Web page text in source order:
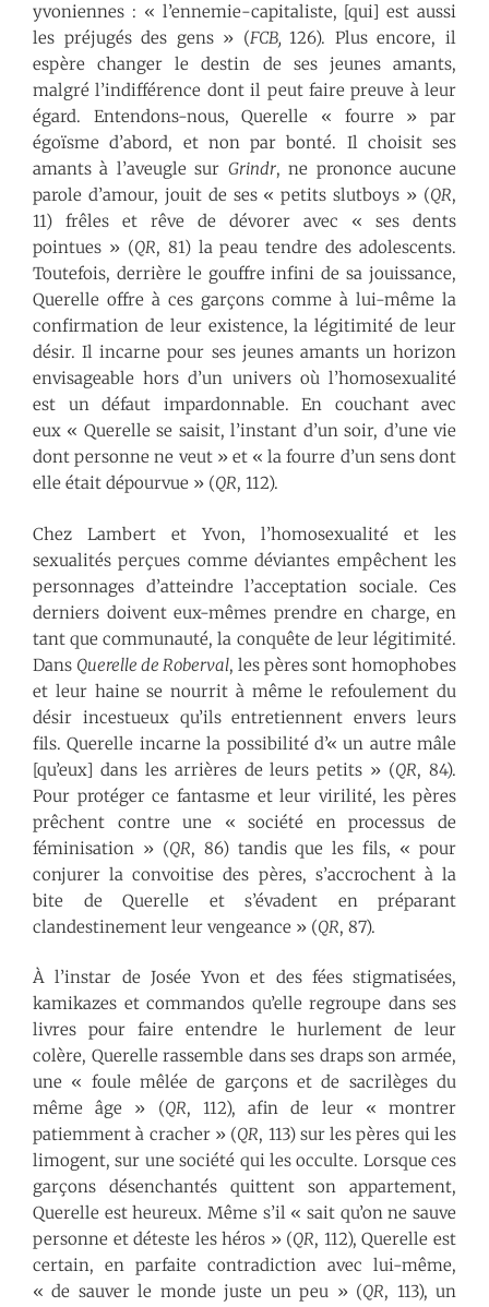
yvoniennes : « l’ennemie-capitaliste, [qui] est aussi
les préjugés des gens » (FCB,126). Plus encore, il
espère changer le destin de ses jeunes amants,
malgré l’indifférence dont il peut faire preuve à leur
égard. Entendons-nous, Querelle « fourre » par
égoïsme d’abord, et non par bonté. Il choisit ses
amants à l’aveugle sur Grindr, ne prononce aucune
parole d’amour, jouit de ses « petits slutboys » (QR,
11) frêles et rêve de dévorer avec « ses dents
pointues » (QR, 81) la peau tendre des adolescents.
Toutefois, derrière le gouffre infini de sa jouissance,
Querelle offre à ces garçons comme à lui-même la
confirmation de leur existence, la légitimité de leur
désir. Il incarne pour ses jeunes amants un horizon
envisageable hors d’un univers où l’homosexualité
est un défaut impardonnable. En couchant avec
eux « Querelle se saisit, l’instant d’un soir, d’une vie
dont personne ne veut » et « la fourre d’un sens dont
elle était dépourvue » (QR, 112).
Chez Lambert et Yvon, l’homosexualité et les
sexualités perçues comme déviantes empêchent les
personnages d’atteindre l’acceptation sociale. Ces
derniers doivent eux-mêmes prendre en charge, en
tant que communauté, la conquête de leur légitimité.
Dans Querelle de Roberval, les pères sont homophobes
et leur haine se nourrit à même le refoulement du
désir incestueux qu’ils entretiennent envers leurs
fils. Querelle incarne la possibilité d’« un autre mâle
[qu’eux] dans les arrières de leurs petits » (QR, 84).
Pour protéger ce fantasme et leur virilité, les pères
prêchent contre une « société en processus de
féminisation » (QR, 86) tandis que les fils, « pour
conjurer la convoitise des pères, s’accrochent à la
bite de Querelle et s’évadent en préparant
clandestinement leur vengeance » (QR, 87).
À l’instar de Josée Yvon et des fées stigmatisées,
kamikazes et commandos qu’elle regroupe dans ses
livres pour faire entendre le hurlement de leur
colère, Querelle rassemble dans ses draps son armée,
une « foule mêlée de garçons et de sacrilèges du
même âge » (QR, 112), afin de leur « montrer
patiemment à cracher » (QR, 113) sur les pères qui les
limogent, sur une société qui les occulte. Lorsque ces
garçons désenchantés quittent son appartement,
Querelle est heureux. Même s’il « sait qu’on ne sauve
personne et déteste les héros » (QR, 112), Querelle est
certain, en parfaite contradiction avec lui-même,
« de sauver le monde juste un peu » (QR, 113), un